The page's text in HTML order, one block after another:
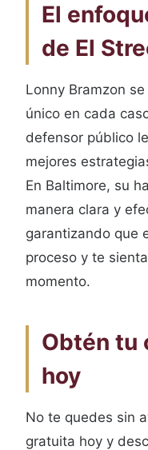
El
de El
Lonny Bramzon
único en cada
defensor público
mejores
En Baltimore, su
manera clara y
garantizando que
proceso y te
momento.
Obtén tu
hoy
No te quedes sin
gratuita hoy y